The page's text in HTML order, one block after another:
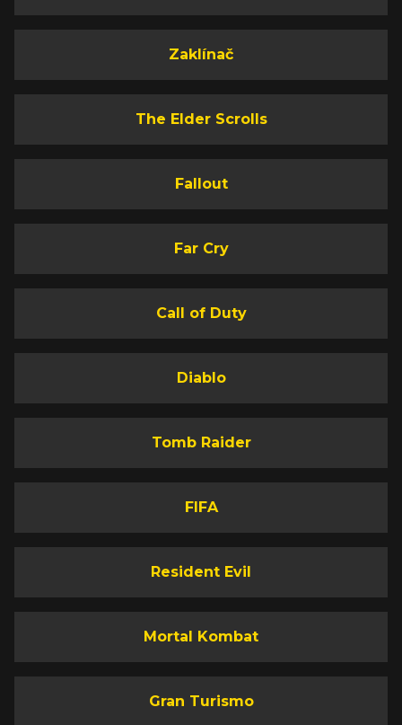
Zaklínač
The Elder Scrolls
Fallout
Far Cry
Call of Duty
Diablo
Tomb Raider
FIFA
Resident Evil
Mortal Kombat
Gran Turismo